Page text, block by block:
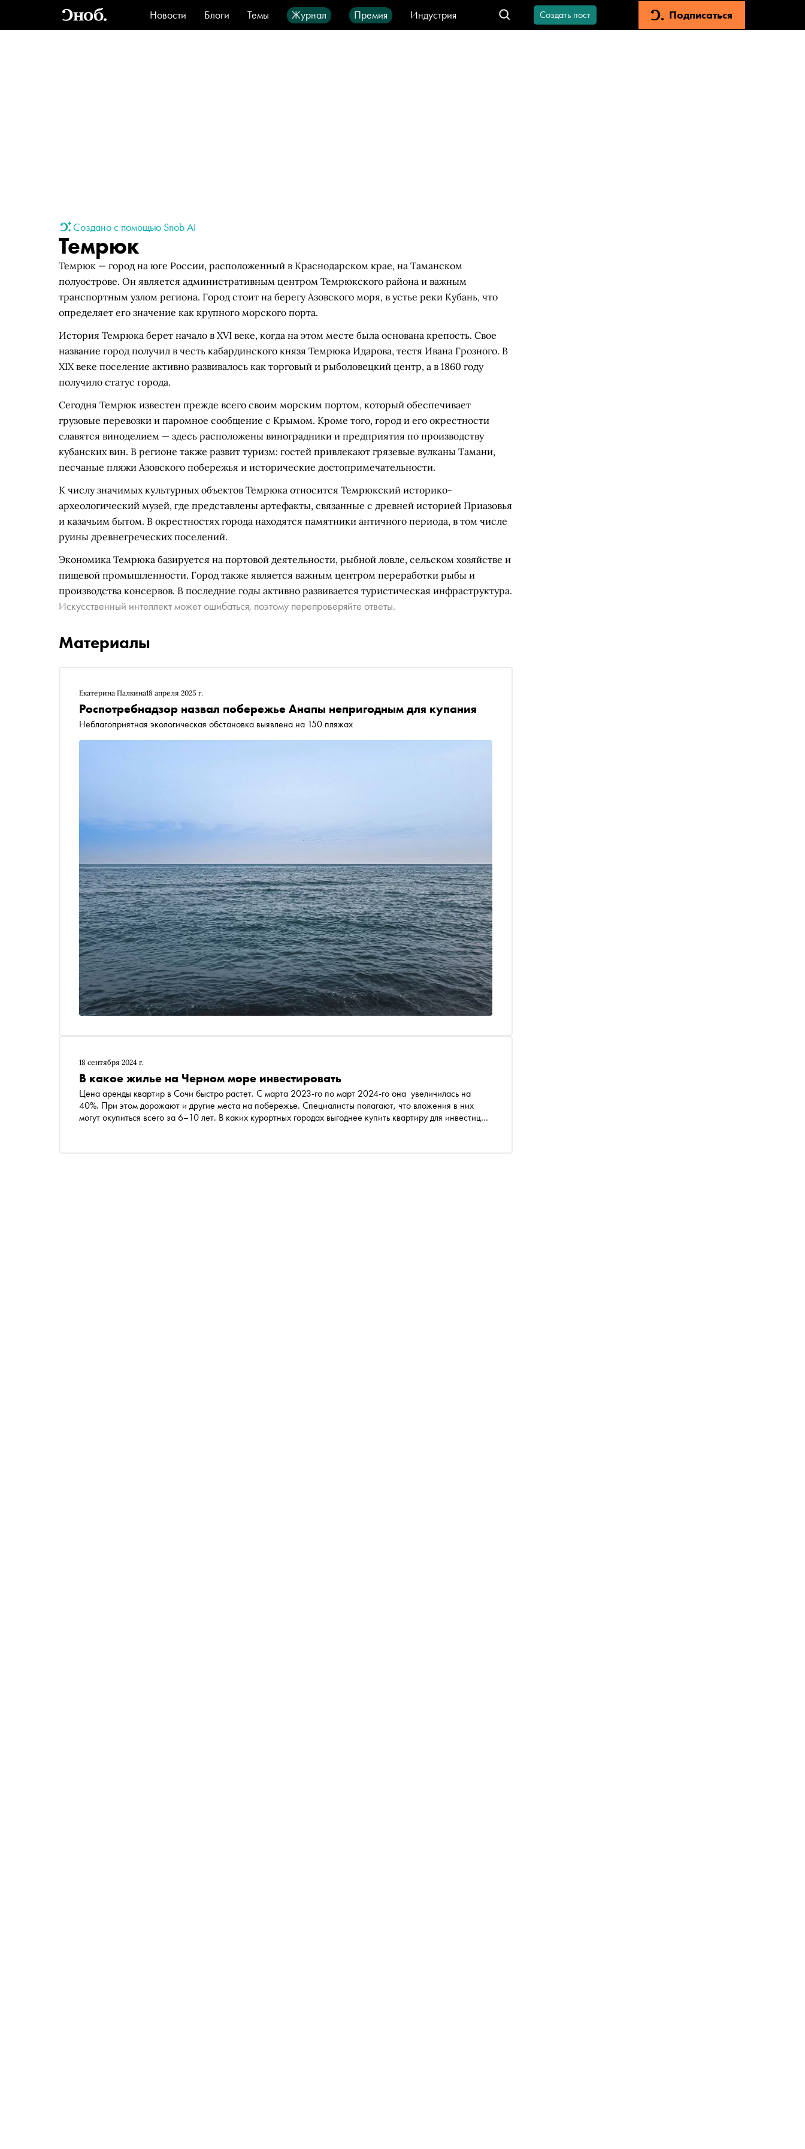
Новости Блоги Темы Журнал Премия
Индустрия
Стиль
Видео Город IT-продукты
Создать пост Подписаться
Создано с помощью Snob AI
Темрюк
Темрюк — город на юге России, расположенный в Краснодарском крае, на Таманском
полуострове. Он является административным центром Темрюкского района и важным
транспортным узлом региона. Город стоит на берегу Азовского моря, в устье реки Кубань, что
определяет его значение как крупного морского порта.
История Темрюка берет начало в XVI веке, когда на этом месте была основана крепость. Свое
название город получил в честь кабардинского князя Темрюка Идарова, тестя Ивана Грозного. В
XIX веке поселение активно развивалось как торговый и рыболовецкий центр, а в 1860 году
получило статус города.
Сегодня Темрюк известен прежде всего своим морским портом, который обеспечивает
грузовые перевозки и паромное сообщение с Крымом. Кроме того, город и его окрестности
славятся виноделием — здесь расположены виноградники и предприятия по производству
кубанских вин. В регионе также развит туризм: гостей привлекают грязевые вулканы Тамани,
песчаные пляжи Азовского побережья и исторические достопримечательности.
К числу значимых культурных объектов Темрюка относится Темрюкский историко-
археологический музей, где представлены артефакты, связанные с древней историей Приазовья
и казачьим бытом. В окрестностях города находятся памятники античного периода, в том числе
руины древнегреческих поселений.
Экономика Темрюка базируется на портовой деятельности, рыбной ловле, сельском хозяйстве и
пищевой промышленности. Город также является важным центром переработки рыбы и
производства консервов. В последние годы активно развивается туристическая инфраструктура.
Искусственный интеллект может ошибаться, поэтому перепроверяйте ответы.
Материалы
Екатерина Палкина18 апреля 2025 г.
Роспотребнадзор назвал побережье Анапы непригодным для купания
Неблагоприятная экологическая обстановка выявлена на 150 пляжах
18 сентября 2024 г.
В какое жилье на Черном море инвестировать
Цена аренды квартир в Сочи быстро растет. C марта 2023-го по март 2024-го она увеличилась на
40%. При этом дорожают и другие места на побережье. Специалисты полагают, что вложения в них
могут окупиться всего за 6–10 лет. В каких курортных городах выгоднее купить квартиру для инвестиций